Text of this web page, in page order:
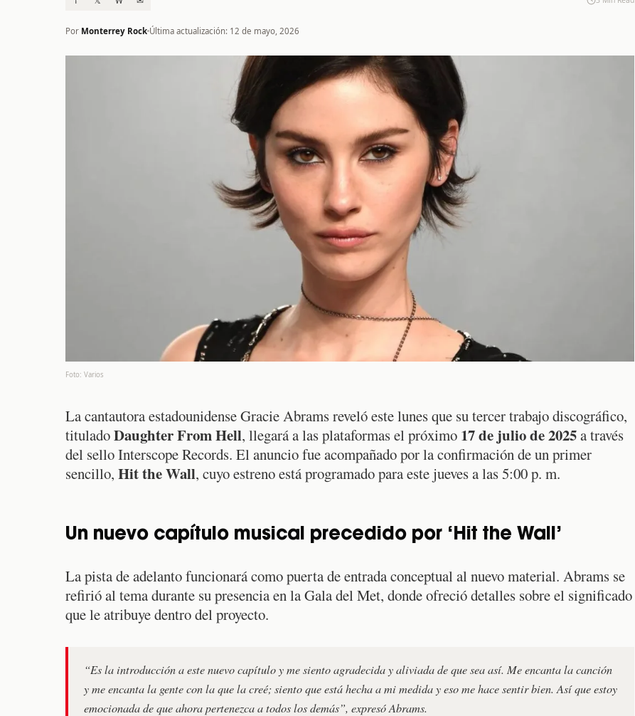
Por Monterrey Rock Última actualización: 12 de mayo, 2026
Foto: Varios
La cantautora estadounidense Gracie Abrams reveló este lunes que su tercer trabajo discográfico,
tituladoDaughter From Hell, llegará a las plataformas el próximo 17 de julio de 2025a través
del sello Interscope Records. El anuncio fue acompañado por la confirmación de un primer
sencillo, Hit the Wall, cuyo estreno está programado para este jueves a las 5:00 p. m.
Un nuevo capítulo musical precedido por ‘Hit the Wall’
La pista de adelanto funcionará como puerta de entrada conceptual al nuevo material. Abrams se
refirió al tema durante su presencia en la Gala del Met, donde ofreció detalles sobre el significado
que le atribuye dentro del proyecto.
“Es la introducción a este nuevo capítulo y me siento agradecida y aliviada de que sea así. Me encanta la canción
y me encanta la gente con la que la creé; siento que está hecha a mi medida y eso me hace sentir bien. Así que estoy
emocionada de que ahora pertenezca a todos los demás”, expresó Abrams.